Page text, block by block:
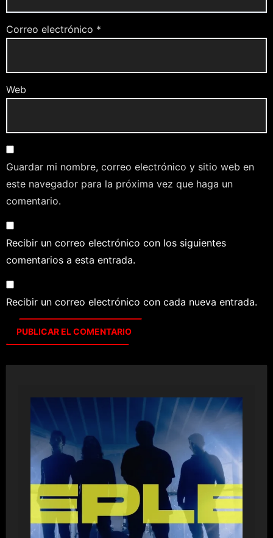
Correo electrónico *
Web
Guardar mi nombre, correo electrónico y sitio web en
este navegador para la próxima vez que haga un
comentario.
Recibir un correo electrónico con los siguientes
comentarios a esta entrada.
Recibir un correo electrónico con cada nueva entrada.